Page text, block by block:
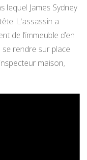
lequel James Sydney
L’assassin a
de l’immeuble d’en
se rendre sur place
maison,